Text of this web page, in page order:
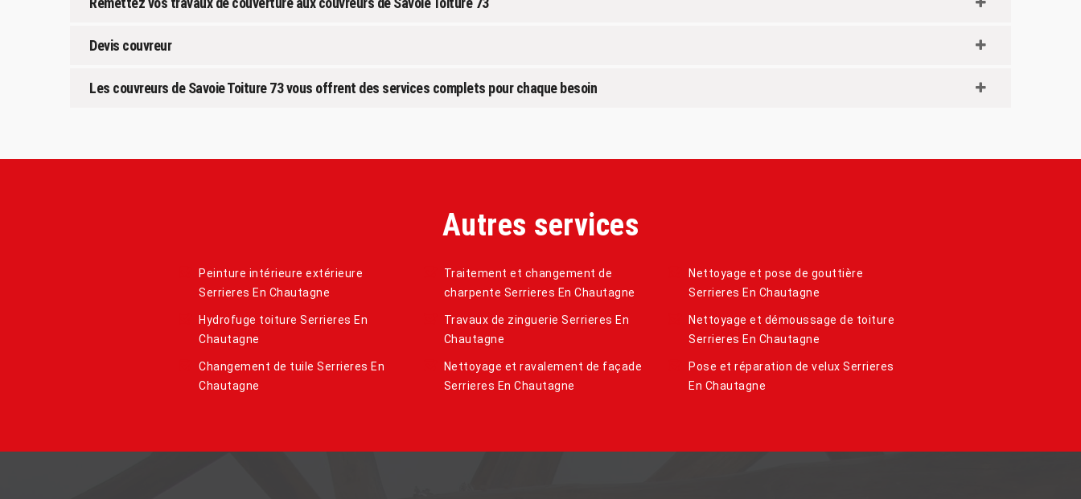
Devis couvreur
Les couvreurs de Savoie Toiture 73 vous offrent des services complets pour chaque besoin
Autres services
Peinture intérieure extérieure
Serrieres En Chautagne
Hydrofuge toiture Serrieres En
Chautagne
Changement de tuile Serrieres En
Chautagne
Traitement et changement de
charpente Serrieres En Chautagne
Travaux de zinguerie Serrieres En
Chautagne
Nettoyage et ravalement de façade
Serrieres En Chautagne
Nettoyage et pose de gouttière
Serrieres En Chautagne
Nettoyage et démoussage de toiture
Serrieres En Chautagne
Pose et réparation de velux Serrieres
En Chautagne